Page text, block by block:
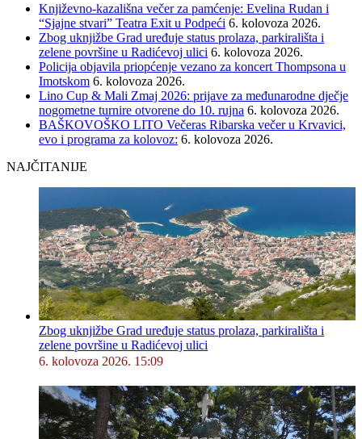
Književno-kazališna večer za pamćenje: Evelina Rudan i
“Sjajne stvari” Teatra Exit u Podpeći 6. kolovoza 2026.
Zbog uknjižbe Grad uređuje status prolaza, parkirališta i
zelene površine u Radićevoj ulici 6. kolovoza 2026.
Policija objavila priopćenje vezano za koncert Thompsona u
Imotskom 6. kolovoza 2026.
Lino Cup & Mali Zmaj 2026: prijave za međunarodne dječje
nogometne turnire otvorene do 10. rujna 6. kolovoza 2026.
BAŠKOVOŠKO LITO Večeras Ribarska večer u Krvavici,
evo i programa za kolovoz: 6. kolovoza 2026.
NAJČITANIJE
Zbog uknjižbe Grad uređuje status prolaza, parkirališta i
zelene površine u Radićevoj ulici
6. kolovoza 2026. 15:09